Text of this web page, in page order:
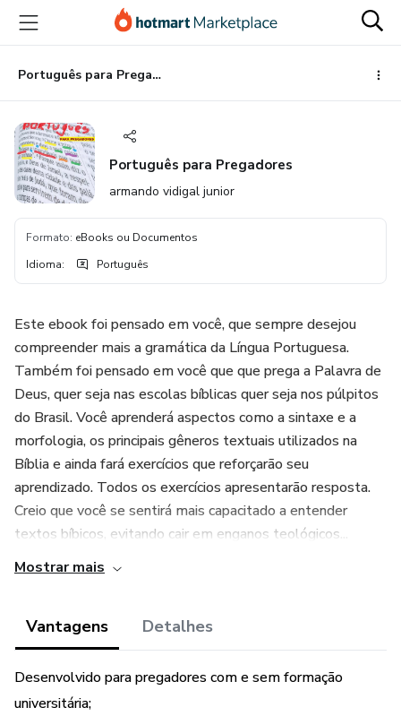
para
conteúdo
principal
para
pagamento
para
rodapé
Português para Pregadores
Português para Pregadores
armando vidigal junior
Formato: eBooks ou Documentos
Idioma: Português
Este ebook foi pensado em você, que sempre desejou
compreender mais a gramática da Língua Portuguesa.
Também foi pensado em você que que prega a Palavra de
Deus, quer seja nas escolas bíblicas quer seja nos púlpitos
do Brasil. Você aprenderá aspectos como a sintaxe e a
morfologia, os principais gêneros textuais utilizados na
Bíblia e ainda fará exercícios que reforçarão seu
aprendizado. Todos os exercícios apresentarão resposta.
Creio que você se sentirá mais capacitado a entender
textos bíbicos, evitando cair em enganos teológicos...
Mostrar mais
Vantagens Detalhes
Desenvolvido para pregadores com e sem formação
universitária;